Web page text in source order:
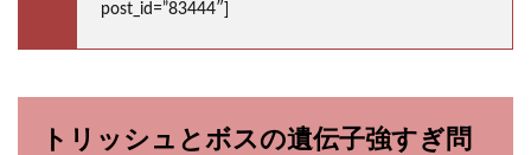
post_id=”83444″]
トリッシュとボスの遺伝子強すぎ問